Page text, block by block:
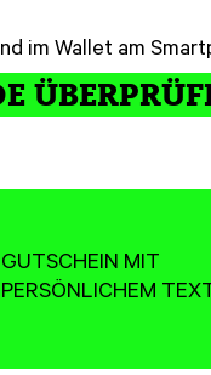
im Wallet am
GUTSCHEIN MIT
PERSÖNLICHEM TEXT